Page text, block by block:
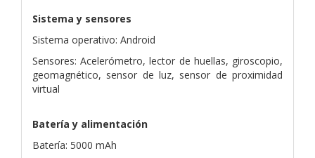
Sistema y sensores
Sistema operativo: Android
Sensores: Acelerómetro, lector de huellas, giroscopio,
geomagnético, sensor de luz, sensor de proximidad
virtual
Batería y alimentación
Batería: 5000 mAh